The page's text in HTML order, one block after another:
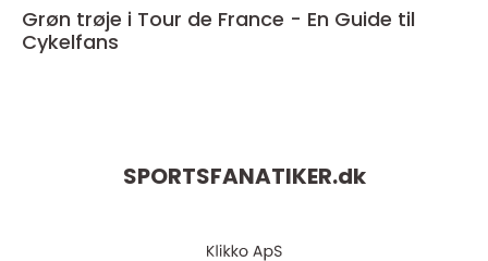
Grøn trøje i Tour de France - En Guide til
Cykelfans
SPORTSFANATIKER.dk